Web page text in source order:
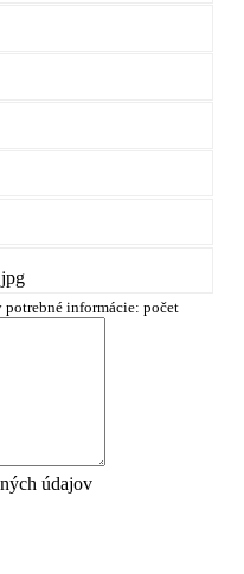
potrebné informácie: počet
údajov